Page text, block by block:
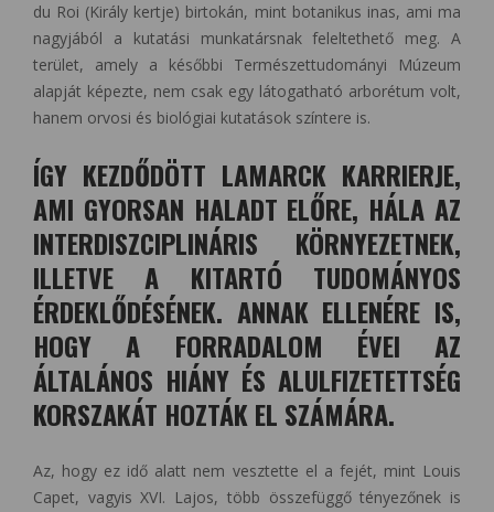
du Roi (Király kertje) birtokán, mint botanikus inas, ami ma
nagyjából a kutatási munkatársnak feleltethető meg. A
terület, amely a későbbi Természettudományi Múzeum
alapját képezte, nem csak egy látogatható arborétum volt,
hanem orvosi és biológiai kutatások színtere is.
ÍGY KEZDŐDÖTT LAMARCK KARRIERJE,
AMI GYORSAN HALADT ELŐRE, HÁLA AZ
INTERDISZCIPLINÁRIS KÖRNYEZETNEK,
ILLETVE A KITARTÓ TUDOMÁNYOS
ÉRDEKLŐDÉSÉNEK. ANNAK ELLENÉRE IS,
HOGY A FORRADALOM ÉVEI AZ
ÁLTALÁNOS HIÁNY ÉS ALULFIZETETTSÉG
KORSZAKÁT HOZTÁK EL SZÁMÁRA.
Az, hogy ez idő alatt nem vesztette el a fejét, mint Louis
Capet, vagyis XVI. Lajos, több összefüggő tényezőnek is